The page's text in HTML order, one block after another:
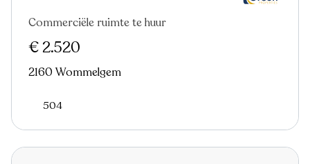
Nieuw
Commerciële ruimte te huur
€ 2.520
2160 Wommelgem
504